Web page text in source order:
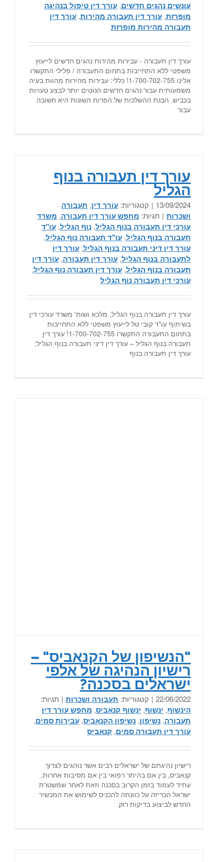
עונשים נהגים חדשים, עורך דין טיפול בנהיגה
מופרזת, עורך דין תעבורה מהירות, עורך דין
תעבורה מהירות מופרזת
עורך דין תעבורה - עבירות מהירות נהגים חדשים לייעוץ
משפטי ללא התחייבות בתחום התעבורה / פלילי התקשרו
אלינו 1-700-702-755! כללי: עבירות מהירות מהוות בעיה
משמעותית עבור נהגים חדשים הנוטים יותר לבצע טעויות
בכביש. הבנת ההשלכות של הפרות השונות היא חשובה
עבור
עורך דין תעבורה בנוף
הגליל
13/09/2024
| קטגוריות: עורך דין, תעבורה
ושכרות | תגיות: מחפש עורך דין תעבורה, משרד
עורכי דין תעבורה בנוף הגליל, נוף הגליל, עו"ד
תעבורה בנוף הגליל, עו"ד תעבורה נוף הגליל,
עורך דין דיני תעבורה בנוף הגליל, עורך דין
לתעבורה בנוף הגליל, עורך דין תעבורה, עורך דין
תעבורה בנוף הגליל, עורך דין תעבורה נוף הגליל,
עורכי דין תעבורה נוף הגליל
עורך דין תעבורה בנוף הגליל, מלכא ושות' משרד עורכי דין
בשיתוף עו"ד קובי טל לייעוץ משפטי ללא התחייבות
בתחום התעבורה התקשרו 1-700-702-755! עורך דין
תעבורה בנוף הגליל – עורך דין דיני תעבורה בנוף הגליל:
עורך דין תעבורה בנוף
"הנשיפון של הקנאביס" –
רישיון הנהיגה של אלפי
ישראלים בסכנה?
22/06/2022
| קטגוריות: תעבורה ושכרות | תגיות:
הינשוף, ינשוף, ינשוף קנאביס, מחפש עורך דין
תעבורה, נשיפון, נשיפון הקנאביס, עבירות סמים,
עורך דין תעבורה סמים, קנאביס
רישיון נהיגתם של ישראלים רבים אשר נוהגים לצרוך
קנאביס, בין אם בהיתר רפואי בין אם מסיבות אחרות,
עתיד לעמוד בזמן הקרוב בסכנה וזאת לאחר שמשטרת
ישראל הכריזה על כוונתה להכניס לשימוש את המכשיר
החדש לביצוע בדיקות רוק.